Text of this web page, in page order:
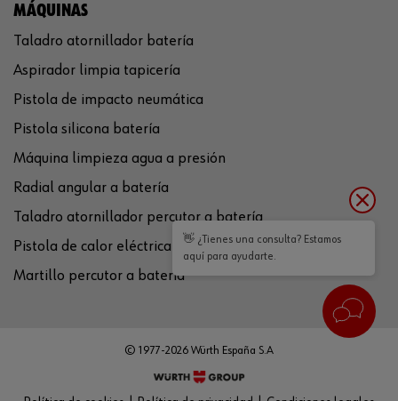
MÁQUINAS
Taladro atornillador batería
Aspirador limpia tapicería
Pistola de impacto neumática
Pistola silicona batería
Máquina limpieza agua a presión
Radial angular a batería
Taladro atornillador percutor a batería
Pistola de calor eléctrica
Martillo percutor a batería
© 1977-2026 Würth España S.A
👋 ¿Tienes una consulta? Estamos
aquí para ayudarte.